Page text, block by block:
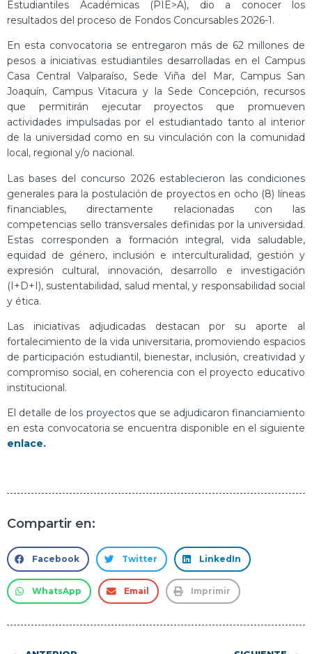
Estudiantiles Académicas (PIE>A), dio a conocer los
resultados del proceso de Fondos Concursables 2026-1.
En esta convocatoria se entregaron más de 62 millones de
pesos a iniciativas estudiantiles desarrolladas en el Campus
Casa Central Valparaíso, Sede Viña del Mar, Campus San
Joaquín, Campus Vitacura y la Sede Concepción, recursos
que permitirán ejecutar proyectos que promueven
actividades impulsadas por el estudiantado tanto al interior
de la universidad como en su vinculación con la comunidad
local, regional y/o nacional.
Las bases del concurso 2026 establecieron las condiciones
generales para la postulación de proyectos en ocho (8) líneas
financiables, directamente relacionadas con las
competencias sello transversales definidas por la universidad.
Estas corresponden a formación integral, vida saludable,
equidad de género, inclusión e interculturalidad, gestión y
expresión cultural, innovación, desarrollo e investigación
(I+D+I), sustentabilidad, salud mental, y responsabilidad social
y ética.
Las iniciativas adjudicadas destacan por su aporte al
fortalecimiento de la vida universitaria, promoviendo espacios
de participación estudiantil, bienestar, inclusión, creatividad y
compromiso social, en coherencia con el proyecto educativo
institucional.
El detalle de los proyectos que se adjudicaron financiamiento
en esta convocatoria se encuentra disponible en el siguiente
enlace.
Compartir en:
Facebook Twitter LinkedIn
WhatsApp Email Imprimir